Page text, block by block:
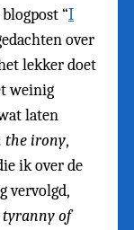
“I
over
lekker doet
weinig
laten
the irony,
ik over de
vervolgd,
tyranny of